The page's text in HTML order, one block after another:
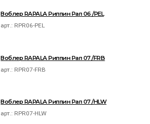
Воблер RAPALA Риппин Рап 06 /PEL
арт.: RPR06-PEL
Воблер RAPALA Риппин Рап 07 /FRB
арт.: RPR07-FRB
Воблер RAPALA Риппин Рап 07 /HLW
арт.: RPR07-HLW